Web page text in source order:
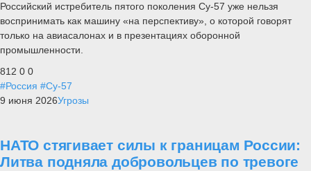
Российский истребитель пятого поколения Су-57 уже нельзя
воспринимать как машину «на перспективу», о которой говорят
только на авиасалонах и в презентациях оборонной
промышленности.
812 0 0
#Россия #Су-57
9 июня 2026Угрозы
НАТО стягивает силы к границам России:
Литва подняла добровольцев по тревоге